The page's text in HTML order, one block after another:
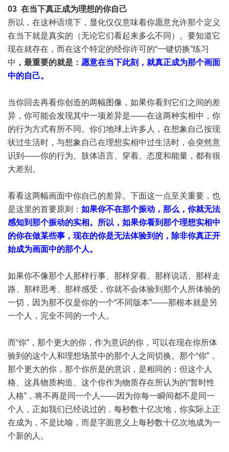
03 在当下真正成为理想的你自己
所以，在这种语境下，显化仅仅意味着你愿意允许那个定义
在当下就是真实的（无论它们看起来多么不同）。要知道它
现在就存在，而在这个特定的经你许可的“一键切换”练习
中 ，最重要的就是： 愿意在当下此刻，就真正成为那个画面
中的自己。
当你回去再看你创造的两幅图像，如果你看到它们之间的差
异，你可能会发现其中一项差异是——在这两种实相中，你
的行为方式有所不同。你们地球上许多人，在想象自己按现
状过生活时，与想象自己在理想实相中过生活时，会突然意
识到——你的行为、肢体语言、穿着、态度和能量，都有很
大差别。
看看这两幅画面中你自己的差异。下面这一点至关重要，也
是这里的首要原则： 如果你不在那个振动，那么，你就无法
感知到那个振动的实相。所以，如果你看到那个理想实相中
的你在做某些事，现在的你是无法体验到的，除非你真正开
始成为画面中的那个人。
如果你不像那个人那样行事、那样穿着、那样说话、那样走
路、那样思考、那样感受，你就不会体验到那个人所体验的
一切，因为那不仅是你的一个“不同版本”——那根本就是另
一个人，完全不同的一个人。
而“你”，那个更大的你，作为意识的你，可以在现在你所体
验到的这个人和理想场景中的那个人之间切换。那个“你”，
那个更大的你，那个你所是的意识，是相同的；但这个人
格、这具物质构造、这个你作为物质存在所认为的“暂时性
人格”，将不再是同一个人——因为你每一瞬间都不是同一
个人，正如我们已经说过的，每秒数十亿次地，你实际上正
在成为，不是比喻，而是字面意义上每秒数十亿次地成为一
个新的人。